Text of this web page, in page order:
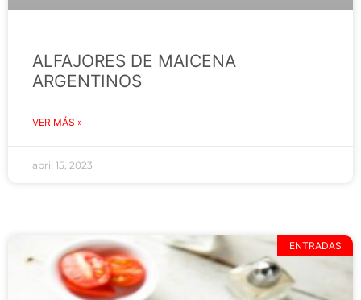
ALFAJORES DE MAICENA
ARGENTINOS
VER MÁS »
abril 15, 2023
ENTRADAS